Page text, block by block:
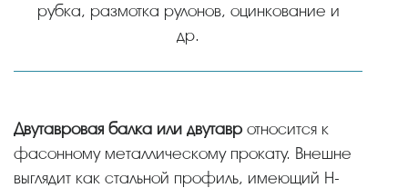
рубка, размотка рулонов, оцинкование и
др.
Двутавровая балка или двутавр относится к
фасонному металлическому прокату. Внешне
выглядит как стальной профиль, имеющий H-